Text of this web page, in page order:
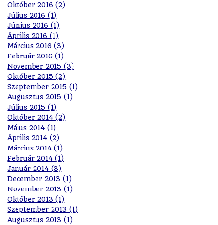
Október 2016 (2)
Július 2016 (1)
Június 2016 (1)
Április 2016 (1)
Március 2016 (3)
Február 2016 (1)
November 2015 (3)
Október 2015 (2)
Szeptember 2015 (1)
Augusztus 2015 (1)
Július 2015 (1)
Október 2014 (2)
Május 2014 (1)
Április 2014 (2)
Március 2014 (1)
Február 2014 (1)
Január 2014 (3)
December 2013 (1)
November 2013 (1)
Október 2013 (1)
Szeptember 2013 (1)
Augusztus 2013 (1)